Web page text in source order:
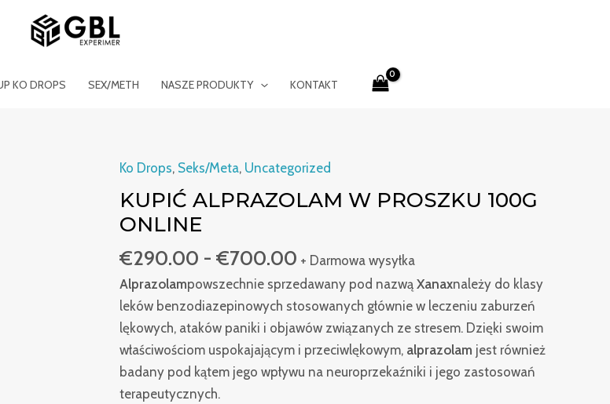
KO DROPS SEX/METH NASZE PRODUKTY KONTAKT
Ko Drops, Seks/Meta, Uncategorized
KUPIĆ ALPRAZOLAM W PROSZKU 100G
ONLINE
€290.00 - €700.00
Zakres
cen:
od
do
€700.00
+ Darmowa wysyłka
Alprazolampowszechnie sprzedawany pod nazwą Xanaxnależy do klasy
leków benzodiazepinowych stosowanych głównie w leczeniu zaburzeń
lękowych, ataków paniki i objawów związanych ze stresem. Dzięki swoim
właściwościom uspokajającym i przeciwlękowym, alprazolam jest również
badany pod kątem jego wpływu na neuroprzekaźniki i jego zastosowań
terapeutycznych.
Ilość
ACHETER
ALPRAZOLAM
100G
EN
LIGNE